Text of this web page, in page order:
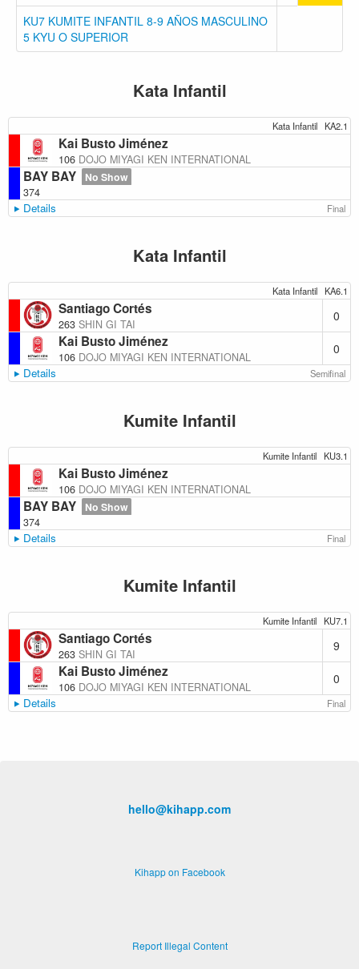
KU7 KUMITE INFANTIL 8-9 AÑOS MASCULINO
5 KYU O SUPERIOR
Kata Infantil
Kata Infantil KA2.1
Kai Busto Jiménez
106 DOJO MIYAGI KEN INTERNATIONAL
BAY BAY
No Show
374
Details Final
Kata Infantil
Kata Infantil KA6.1
Santiago Cortés
263 SHIN GI TAI
0
Kai Busto Jiménez
106 DOJO MIYAGI KEN INTERNATIONAL
0
Details Semifinal
Kumite Infantil
Kumite Infantil KU3.1
Kai Busto Jiménez
106 DOJO MIYAGI KEN INTERNATIONAL
BAY BAY
No Show
374
Details Final
Kumite Infantil
Kumite Infantil KU7.1
Santiago Cortés
263 SHIN GI TAI
9
Kai Busto Jiménez
106 DOJO MIYAGI KEN INTERNATIONAL
0
Details Final
hello@kihapp.com
Kihapp on Facebook
Report Illegal Content